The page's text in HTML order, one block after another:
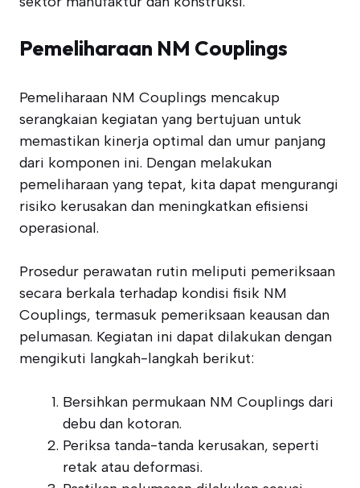
Pemeliharaan NM Couplings
Pemeliharaan NM Couplings mencakup
serangkaian kegiatan yang bertujuan untuk
memastikan kinerja optimal dan umur panjang
dari komponen ini. Dengan melakukan
pemeliharaan yang tepat, kita dapat mengurangi
risiko kerusakan dan meningkatkan efisiensi
operasional.
Prosedur perawatan rutin meliputi pemeriksaan
secara berkala terhadap kondisi fisik NM
Couplings, termasuk pemeriksaan keausan dan
pelumasan. Kegiatan ini dapat dilakukan dengan
mengikuti langkah-langkah berikut:
Bersihkan permukaan NM Couplings dari
debu dan kotoran.
Periksa tanda-tanda kerusakan, seperti
retak atau deformasi.